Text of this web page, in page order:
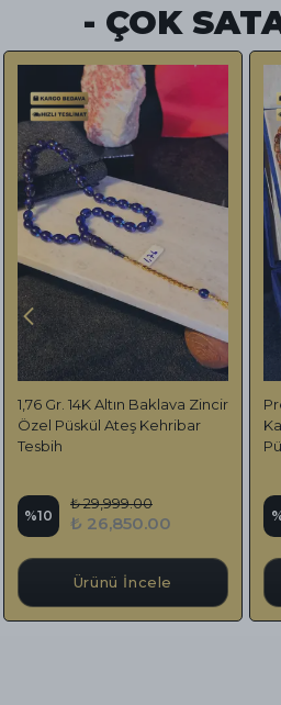
- ÇOK
1,76 Gr. 14K Altın Baklava Zincir
Özel Püskül Ateş Kehribar
Tesbih
%10
₺ 29,999.00
₺ 26,850.00
Ürünü İncele